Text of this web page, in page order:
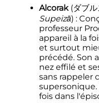
Alcorak (ダブ
Supeizā) :
professeur
appareil à la
et surtout
précédé. Son
nez effilé et
sans rappeler
fois dans